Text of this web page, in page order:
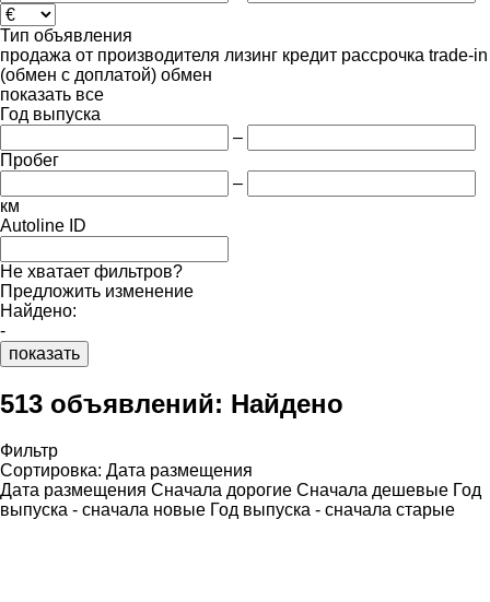
Тип объявления
продажа от производителя лизинг кредит рассрочка trade-in
(обмен с доплатой) обмен
показать все
Год выпуска
–
Пробег
–
км
Autoline ID
Не хватает фильтров?
Предложить изменение
Найдено:
-
показать
513 объявлений: Найдено
Фильтр
Сортировка: Дата размещения
Дата размещения Сначала дорогие Сначала дешевые Год
выпуска - сначала новые Год выпуска - сначала старые